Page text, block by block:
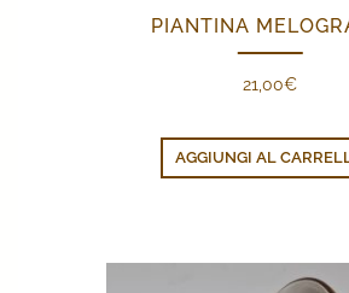
PIANTINA
21,00€
AGGIUNGI AL